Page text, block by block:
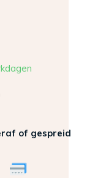
of gespreid